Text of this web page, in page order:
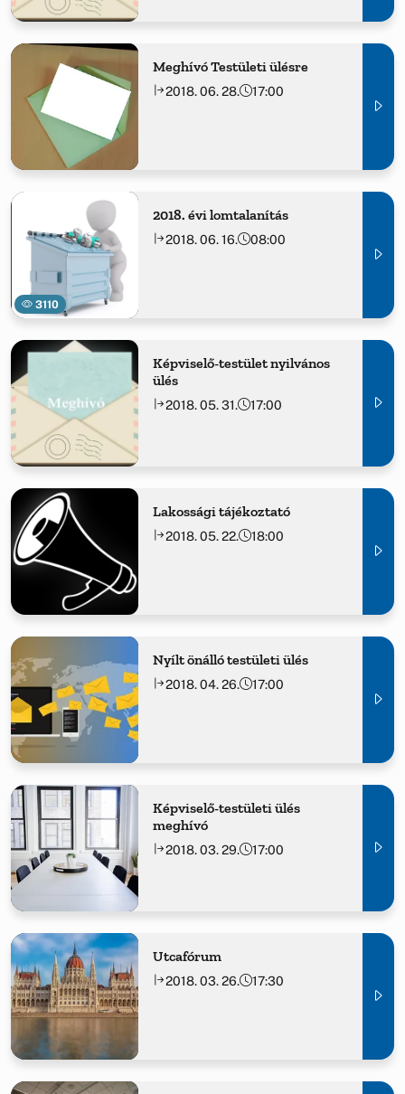
Meghívó Testületi ülésre
2018. 06. 28. 17:00
3110
2018. évi lomtalanítás
2018. 06. 16. 08:00
Képviselő-testület nyilvános
ülés
2018. 05. 31. 17:00
Lakossági tájékoztató
2018. 05. 22. 18:00
Nyílt önálló testületi ülés
2018. 04. 26. 17:00
Képviselő-testületi ülés
meghívó
2018. 03. 29. 17:00
Utcafórum
2018. 03. 26. 17:30